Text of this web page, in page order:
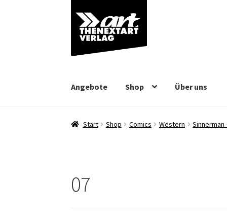
Zur
Navigation
springen
Zum
Inhalt
springen
Angebote Shop Über uns
Start Shop Comics Western Sinnerman
07